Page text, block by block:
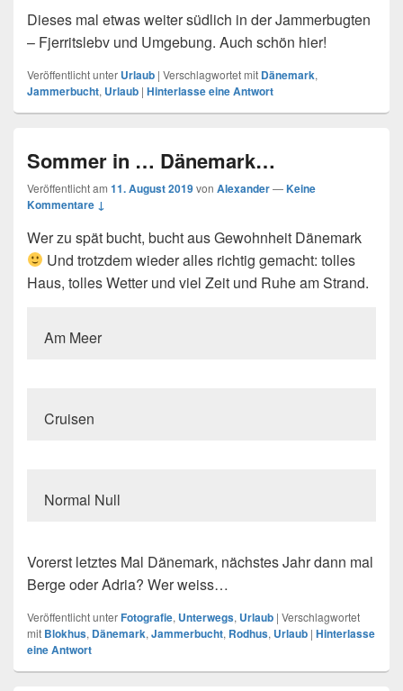
Dieses mal etwas weiter südlich in der Jammerbugten
– Fjerritslebv und Umgebung. Auch schön hier!
Veröffentlicht unter Urlaub | Verschlagwortet mit Dänemark,
Jammerbucht, Urlaub | Hinterlasse eine Antwort
Sommer in … Dänemark…
Veröffentlicht am 11. August 2019von Alexander—Keine
Kommentare ↓
Wer zu spät bucht, bucht aus Gewohnheit Dänemark
Und trotzdem wieder alles richtig gemacht: tolles
Haus, tolles Wetter und viel Zeit und Ruhe am Strand.
Am Meer
Cruisen
Normal Null
Vorerst letztes Mal Dänemark, nächstes Jahr dann mal
Berge oder Adria? Wer weiss…
Veröffentlicht unterFotografie, Unterwegs, Urlaub | Verschlagwortet
mit Blokhus, Dänemark, Jammerbucht, Rodhus, Urlaub | Hinterlasse
eine Antwort